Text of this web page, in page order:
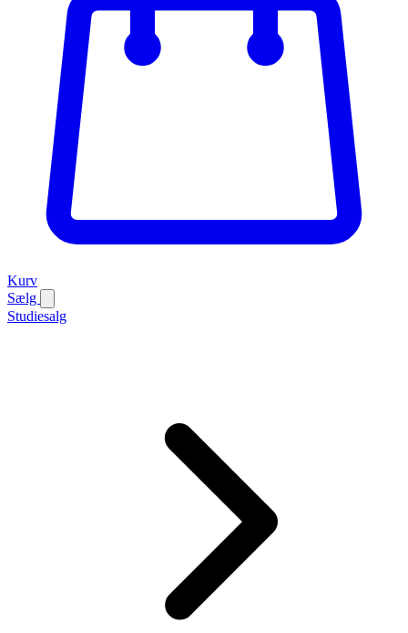
Kurv
Sælg
Studiesalg